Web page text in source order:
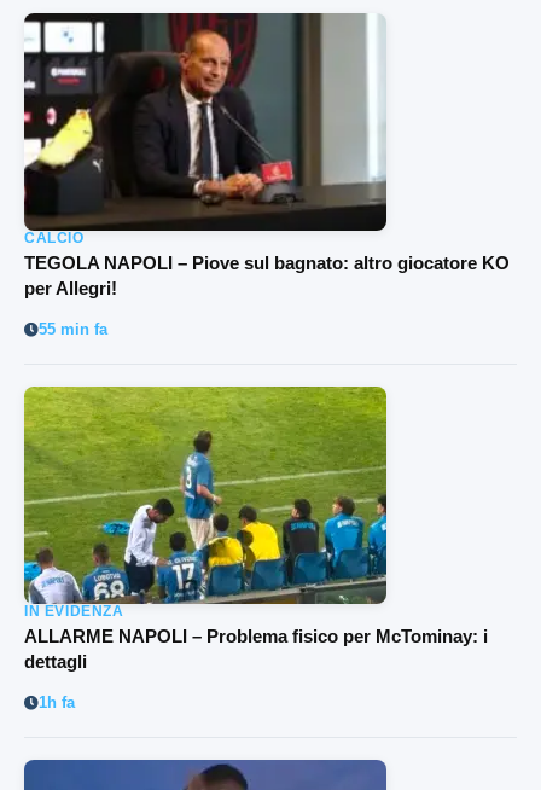
CALCIO
TEGOLA NAPOLI – Piove sul bagnato: altro giocatore KO
per Allegri!
55 min fa
IN EVIDENZA
ALLARME NAPOLI – Problema fisico per McTominay: i
dettagli
1h fa